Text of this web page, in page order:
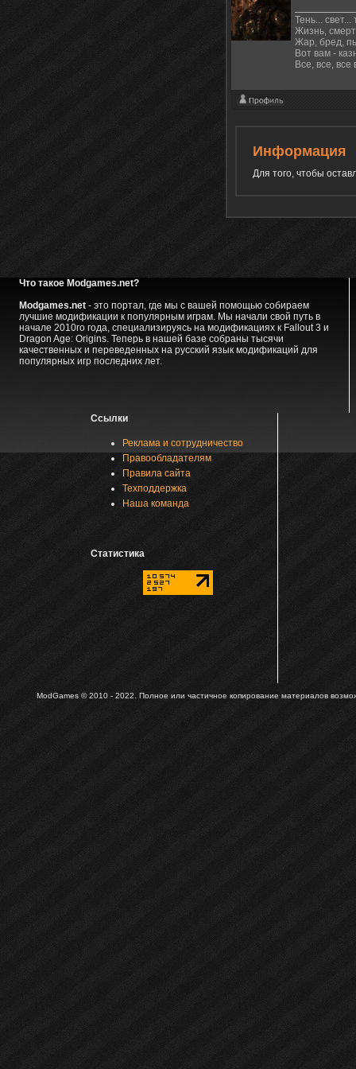
Тень...
Жизнь,
Жар, бред,
Вот вам -
Все, все,
Информация
Для того, чтобы
Что такое Modgames.net?
Modgames.net- это портал, где мы с вашей помощью собираем
лучшие модификации к популярным играм. Мы начали свой путь в
начале 2010го года, специализируясь на модификациях к Fallout 3 и
Dragon Age: Origins. Теперь в нашей базе собраны тысячи
качественных и переведенных на русский язык модификаций для
популярных игр последних лет.
Ссылки
Реклама и сотрудничество
Правообладателям
Правила сайта
Техподдержка
Наша команда
Статистика
ModGames © 2010 - 2022. Полное или частичное копирование материалов